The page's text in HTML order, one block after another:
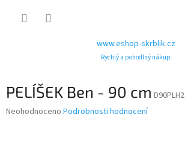
www.eshop-skrblik.cz
Rychlý a pohodlný nákup
PELÍŠEK Ben - 90 cm D90PLH2
Průměrné
Neohodnoceno Podrobnosti hodnocení